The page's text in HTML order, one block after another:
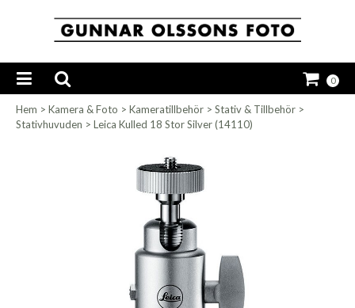
0
Hem > Kamera & Foto > Kameratillbehör > Stativ & Tillbehör >
Stativhuvuden > Leica Kulled 18 Stor Silver (14110)